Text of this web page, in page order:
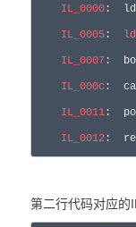
IL_0000 :
IL_0005 :
IL_0007 :
IL_000c :
IL_0011 :
IL_0012 :
第二行代码对应的